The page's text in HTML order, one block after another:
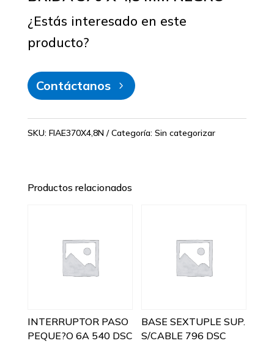
¿Estás interesado en este
producto?
Contáctanos
SKU: FIAE370X4,8N Categoría: Sin categorizar
Productos relacionados
INTERRUPTOR PASO
PEQUE?O 6A 540 DSC
BASE SEXTUPLE SUP.
S/CABLE 796 DSC